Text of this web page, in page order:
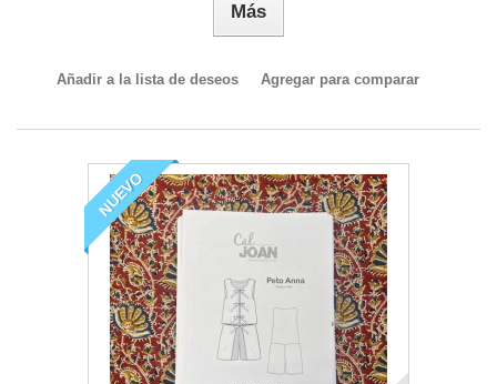
Más
Añadir a la lista de deseos Agregar para comparar
NUEVO